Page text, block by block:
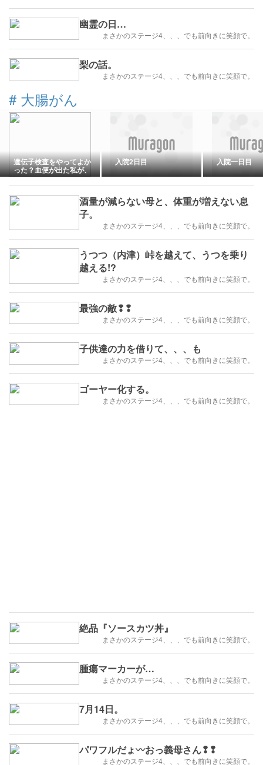
幽霊の日…
まさかのステージ4、、、でも前向きに笑顔で。
梨の話。
まさかのステージ4、、、でも前向きに笑顔で。
# 大腸がん
遺伝子検査をやってよか
った？血便が出た私が、
結果と答え合わせをした
体験談
入院2日目 入院一日目
酒量が減らない母と、体重が増えない息
子。
まさかのステージ4、、、でも前向きに笑顔で。
うつつ（内津）峠を越えて、うつを乗り
越える!?
まさかのステージ4、、、でも前向きに笑顔で。
最強の敵❢❢
まさかのステージ4、、、でも前向きに笑顔で。
子供達の力を借りて、、、も
まさかのステージ4、、、でも前向きに笑顔で。
ゴーヤー化する。
まさかのステージ4、、、でも前向きに笑顔で。
絶品『ソースカツ丼』
まさかのステージ4、、、でも前向きに笑顔で。
腫瘍マーカーが…
まさかのステージ4、、、でも前向きに笑顔で。
7月14日。
まさかのステージ4、、、でも前向きに笑顔で。
パワフルだょ〰️おっ義母さん❢❢
まさかのステージ4、、、でも前向きに笑顔で。